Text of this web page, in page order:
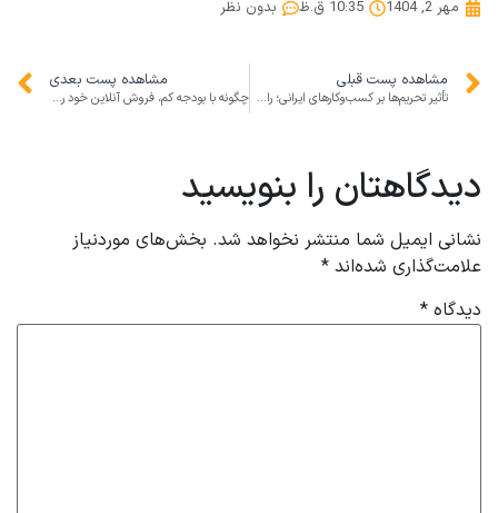
مهر 2, 1404 10:35 ق.ظ بدون نظر
مشاهده پست قبلی
تأثیر تحریم‌ها بر کسب‌وکارهای ایرانی؛ راهکارهای بقا و رشد در شرایط سخت
مشاهده پست بعدی
چگونه با بودجه کم، فروش آنلاین خود را در شبکه‌های اجتماعی چند برابر کنیم
دیدگاهتان را بنویسید
نشانی ایمیل شما منتشر نخواهد شد. بخش‌های موردنیاز
علامت‌گذاری شده‌اند *
دیدگاه *